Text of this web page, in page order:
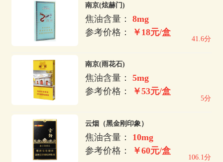
南京(炫赫门)
焦油含量：8mg
参考价格：
￥18元/盒
41.6分
南京(雨花石)
焦油含量：5mg
参考价格：
￥53元/盒
5分
云烟（黑金刚印象）
焦油含量： 10mg
参考价格：
￥60元/盒
106.1分